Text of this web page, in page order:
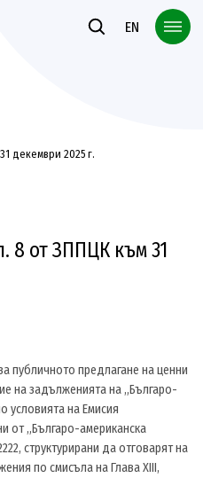
EN
декември 2025 г.
8 от ЗППЦК към 31
публичното предлагане на ценни
на задълженията на „Българо-
условията на Емисия
от „Българо-американска
структурирани да отговарят на
по смисъла на Глава XIII,